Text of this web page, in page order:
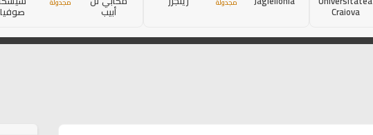
Craiova أبيب صوفيا